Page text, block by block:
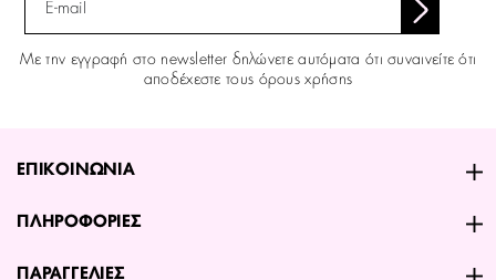
Με την εγγραφή στο newsletter δηλώνετε αυτόματα ότι συναινείτε ότι
αποδέχεστε τους όρους χρήσης
ΕΠΙΚΟΙΝΩΝΙΑ
ΠΛΗΡΟΦΟΡΙΕΣ
ΠΑΡΑΓΓΕΛΙΕΣ